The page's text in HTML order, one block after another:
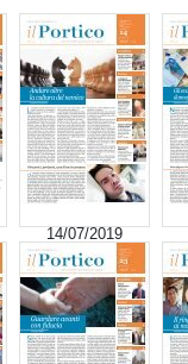
14/07/2019